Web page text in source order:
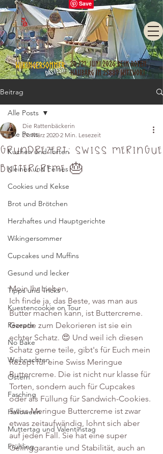
Beitrag
Alle Posts
Kuchen und Torten
Kleines und Feines
Cookies und Kekse
Brot und Brötchen
Herzhaftes und Hauptgerichte
Wikingersommer
Cupcakes und Muffins
Gesund und lecker
Tipps und Tricks
Kuestencookie on Tour
Rezepte
No Bake
Weihnachten
Ostern
Fasching
Halloween
Muttertag und Valentinstag
Frühling
Alle Posts
Grundrezept: Swiss Meringue
Buttercreme 🎂
Die Rattenbäckerin
29. März 2020 2 Min. Lesezeit
Moin Ihr Lieben,
Ich finde ja, das Beste, was man aus
Butter machen kann, ist Buttercreme.
Gerade zum Dekorieren ist sie ein
echter Schatz. 😍 Und weil ich diesen
Schatz gerne teile, gibt's für Euch mein
Rezept für eine Swiss Meringue
Buttercreme. Die ist nicht nur klasse für
Torten, sondern auch für Cupcakes
oder als Füllung für Sandwich-Cookies.
Swiss Meringue Buttercreme ist zwar
etwas zeitaufwändig, lohnt sich aber
auf jeden Fall. Sie hat eine super
Gelinggarantie und Stabilität, auch an